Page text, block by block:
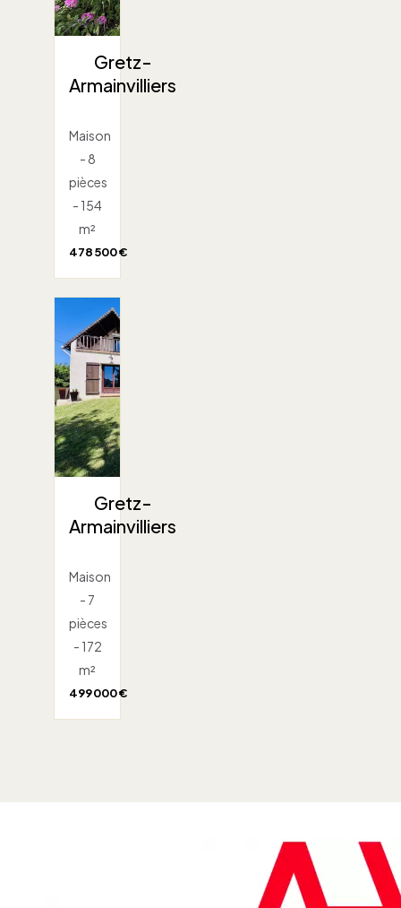
Gretz-
Armainvilliers
Maison
- 8
pièces
- 154
m²
478 500 €
Gretz-
Armainvilliers
Maison
- 7
pièces
- 172
m²
499 000 €